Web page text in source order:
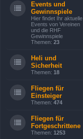
Events und
Gewinnspiele
Hier findet Ihr aktuelle
Events von Vereinen
und die RHF
Gewinnspiele
Themen: 23
Heli und
Sicherheit
Themen: 18
Fliegen für
Einsteiger
Themen: 474
Fliegen für
Fortgeschrittene
Themen: 1253